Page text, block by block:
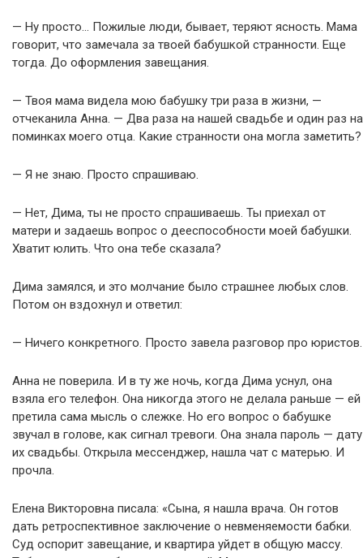
— Ну просто… Пожилые люди, бывает, теряют ясность. Мама
говорит, что замечала за твоей бабушкой странности. Еще
тогда. До оформления завещания.
— Твоя мама видела мою бабушку три раза в жизни, —
отчеканила Анна. — Два раза на нашей свадьбе и один раз на
поминках моего отца. Какие странности она могла заметить?
— Я не знаю. Просто спрашиваю.
— Нет, Дима, ты не просто спрашиваешь. Ты приехал от
матери и задаешь вопрос о дееспособности моей бабушки.
Хватит юлить. Что она тебе сказала?
Дима замялся, и это молчание было страшнее любых слов.
Потом он вздохнул и ответил:
— Ничего конкретного. Просто завела разговор про юристов.
Анна не поверила. И в ту же ночь, когда Дима уснул, она
взяла его телефон. Она никогда этого не делала раньше — ей
претила сама мысль о слежке. Но его вопрос о бабушке
звучал в голове, как сигнал тревоги. Она знала пароль — дату
их свадьбы. Открыла мессенджер, нашла чат с матерью. И
прочла.
Елена Викторовна писала: «Сына, я нашла врача. Он готов
дать ретроспективное заключение о невменяемости бабки.
Суд оспорит завещание, и квартира уйдет в общую массу.